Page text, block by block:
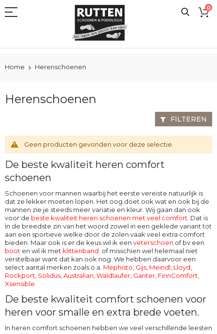
naar
0
Home Herenschoenen
Herenschoenen
Geen producten gevonden voor deze selectie.
De beste kwaliteit heren comfort
schoenen
Schoenen voor mannen waarbij het eerste vereiste natuurlijk is
dat ze lekker moeten lopen. Het oog doet ook wat en ook bij de
mannen zie je steeds meer variatie en kleur. Wij gaan dan ook
voor de beste kwaliteit heren schoenen met veel comfort . Dat is
in de breedste zin van het woord zowel in een geklede variant tot
aan een sportieve welke door de zolen vaak veel extra comfort
bieden. Maar ook is er de keus wil ik een veterschoen of bv een
boot en wil ik met klittenband of misschien wel helemaal niet
verstelbaar want dat kan ook nog. We hebben daarvoor een
select aantal merken zoals o.a. Mephisto Gijs Meindl Lloyd
Rockport Solidus Australian Waldlaufer Ganter FinnComfort
Xsensible
De beste kwaliteit comfort schoenen voor
heren voor smalle en extra brede voeten.
In heren comfort schoenen hebben we veel verschillende leesten
FILTEREN